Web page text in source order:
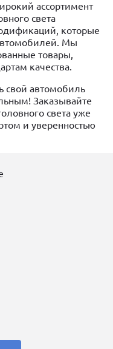
ассортимент
света
которые
Мы
товары,
качества.
свой автомобиль
Заказывайте
света уже
и уверенностью